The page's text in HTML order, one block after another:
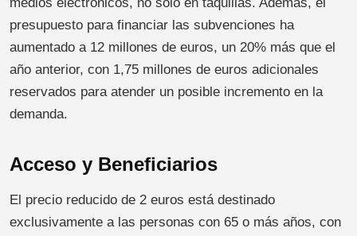
medios electrónicos, no solo en taquillas. Además, el
presupuesto para financiar las subvenciones ha
aumentado a 12 millones de euros, un 20% más que el
año anterior, con 1,75 millones de euros adicionales
reservados para atender un posible incremento en la
demanda.
Acceso y Beneficiarios
El precio reducido de 2 euros está destinado
exclusivamente a las personas con 65 o más años, con